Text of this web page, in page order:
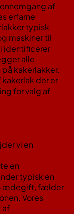
af
erfarne
typisk
maskiner til
identificerer
alle
kakerlakker.
der er
for valg af
vi en
en
typisk en
ædegift, fælder
Vores
af